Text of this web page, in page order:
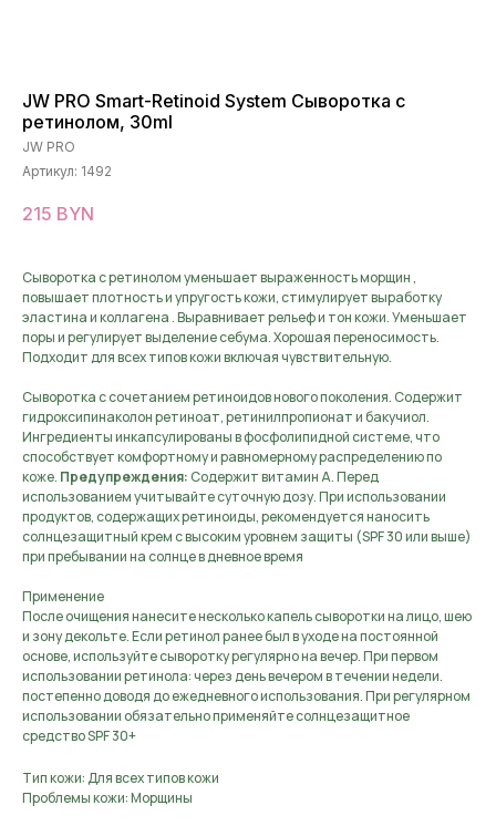
JW PRO Smart-Retinoid System Сыворотка с
ретинолом, 30ml
JW PRO
Артикул: 1492
215 BYN
Сыворотка с ретинолом уменьшает выраженность морщин ,
повышает плотность и упругость кожи, стимулирует выработку
эластина и коллагена . Выравнивает рельеф и тон кожи. Уменьшает
поры и регулирует выделение себума. Хорошая переносимость.
Подходит для всех типов кожи включая чувствительную.
Сыворотка с сочетанием ретиноидов нового поколения. Содержит
гидроксипинаколон ретиноат, ретинилпропионат и бакучиол.
Ингредиенты инкапсулированы в фосфолипидной системе, что
способствует комфортному и равномерному распределению по
коже. Предупреждения:Содержит витамин А. Перед
использованием учитывайте суточную дозу. При использовании
продуктов, содержащих ретиноиды, рекомендуется наносить
солнцезащитный крем с высоким уровнем защиты (SPF 30 или выше)
при пребывании на солнце в дневное время
Применение
После очищения нанесите несколько капель сыворотки на лицо, шею
и зону декольте. Если ретинол ранее был в уходе на постоянной
основе, используйте сыворотку регулярно на вечер. При первом
использовании ретинола: через день вечером в течении недели.
постепенно доводя до ежедневного использования. При регулярном
использовании обязательно применяйте солнцезащитное
средство SPF 30+
Тип кожи: Для всех типов кожи
Проблемы кожи: Морщины